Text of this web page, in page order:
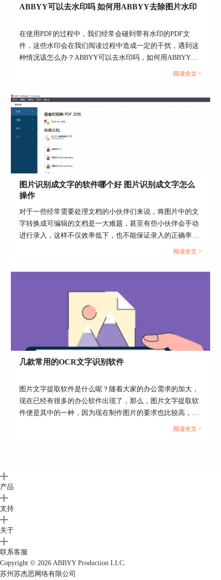
ABBYY可以去水印吗 如何用ABBYY去除图片水印
在使用PDF的过程中，我们经常会碰到带有水印的PDF文
件，这些水印会在我们阅读过程中造成一定的干扰，遇到这
种情况该怎么办？ABBYY可以去水印吗，如何用ABBYY去
除图片水印，接下来我们就一起来了解下有效去水印的操作
阅读全文 >
图片识别成文字的软件哪个好 图片识别成文字怎么
操作
对于一些经常需要处理文档的小伙伴们来说，将图片中的文
字转换成可编辑的文档是一大难题，甚至有些小伙伴会手动
进行录入，这样不仅效率低下，也不能保证录入的正确率。
实际上，将图片中的文字转换成word文档仅仅需要一些带有
别成文字的软件哪个好以及图片识别成文字怎么操作。...
阅读全文 >
几款常用的OCR文字识别软件
图片文字提取软件是什么呢？随着大家的办公需求的加大，
现在已经有很多的办公软件出现了，那么，图片文字提取软
件便是其中的一种，因为现在制作图片的要求也比较高，所
以，在图片上加入文字也是很正常的事情，那么，怎么样才
阅读全文 >
产品
支持
关于
联系客服
Copyright © 2026 ABBYY Production LLC.
苏州苏杰思网络有限公司